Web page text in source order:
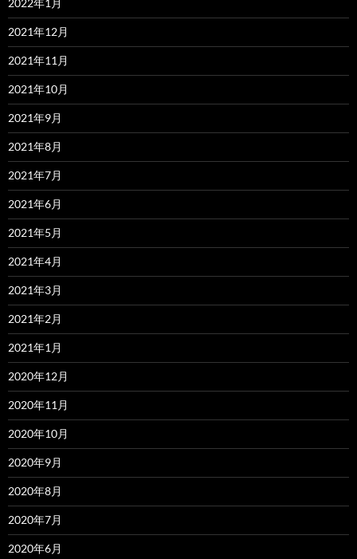
2022年1月
2021年12月
2021年11月
2021年10月
2021年9月
2021年8月
2021年7月
2021年6月
2021年5月
2021年4月
2021年3月
2021年2月
2021年1月
2020年12月
2020年11月
2020年10月
2020年9月
2020年8月
2020年7月
2020年6月